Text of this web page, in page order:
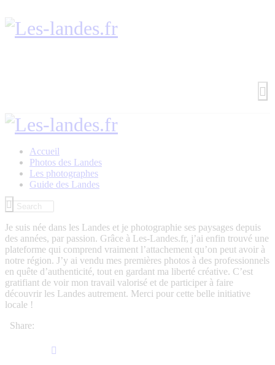
Accueil
Photos des Landes
Les photographes
Guide des Landes
Je suis née dans les Landes et je photographie ses paysages depuis
des années, par passion. Grâce à Les-Landes.fr, j’ai enfin trouvé une
plateforme qui comprend vraiment l’attachement qu’on peut avoir à
notre région. J’y ai vendu mes premières photos à des professionnels
en quête d’authenticité, tout en gardant ma liberté créative. C’est
gratifiant de voir mon travail valorisé et de participer à faire
découvrir les Landes autrement. Merci pour cette belle initiative
locale !
Share: